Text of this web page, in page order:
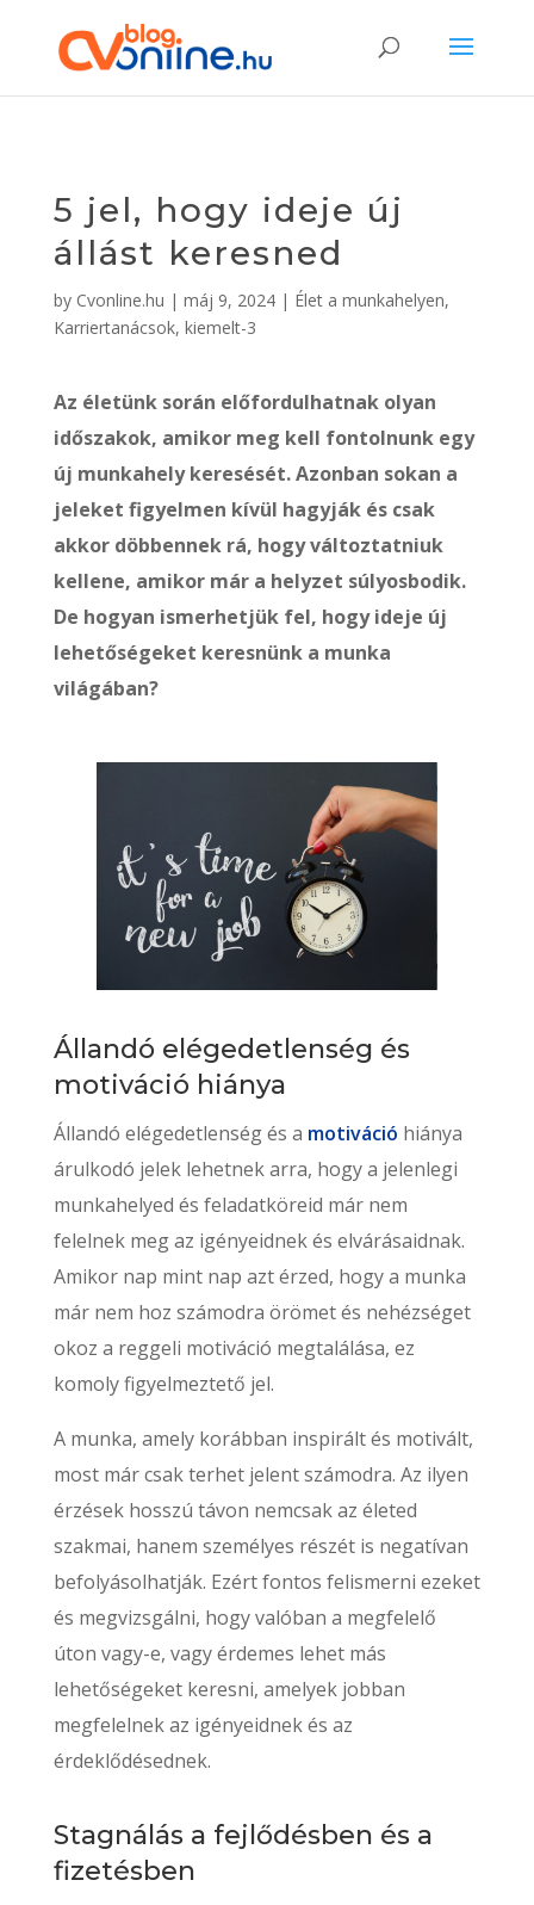
5 jel, hogy ideje új
állást keresned
by Cvonline.hu | máj 9, 2024| Élet a munkahelyen,
Karriertanácsok, kiemelt-3
Az életünk során előfordulhatnak olyan
időszakok, amikor meg kell fontolnunk egy
új munkahely keresését. Azonban sokan a
jeleket figyelmen kívül hagyják és csak
akkor döbbennek rá, hogy változtatniuk
kellene, amikor már a helyzet súlyosbodik.
De hogyan ismerhetjük fel, hogy ideje új
lehetőségeket keresnünk a munka
világában?
Állandó elégedetlenség és
motiváció hiánya
Állandó elégedetlenség és a motiváció hiánya
árulkodó jelek lehetnek arra, hogy a jelenlegi
munkahelyed és feladatköreid már nem
felelnek meg az igényeidnek és elvárásaidnak.
Amikor nap mint nap azt érzed, hogy a munka
már nem hoz számodra örömet és nehézséget
okoz a reggeli motiváció megtalálása, ez
komoly figyelmeztető jel.
A munka, amely korábban inspirált és motivált,
most már csak terhet jelent számodra. Az ilyen
érzések hosszú távon nemcsak az életed
szakmai, hanem személyes részét is negatívan
befolyásolhatják. Ezért fontos felismerni ezeket
és megvizsgálni, hogy valóban a megfelelő
úton vagy-e, vagy érdemes lehet más
lehetőségeket keresni, amelyek jobban
megfelelnek az igényeidnek és az
érdeklődésednek.
Stagnálás a fejlődésben és a
fizetésben